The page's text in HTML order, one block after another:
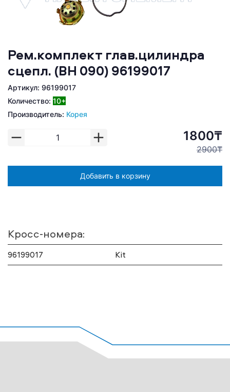
Рем.комплект глав.цилиндра
сцепл. (BH 090) 96199017
Артикул: 96199017
Количество: 10+
Производитель: Корея
1800₸
2900₸
Добавить в корзину
Кросс-номера:
96199017 Kit